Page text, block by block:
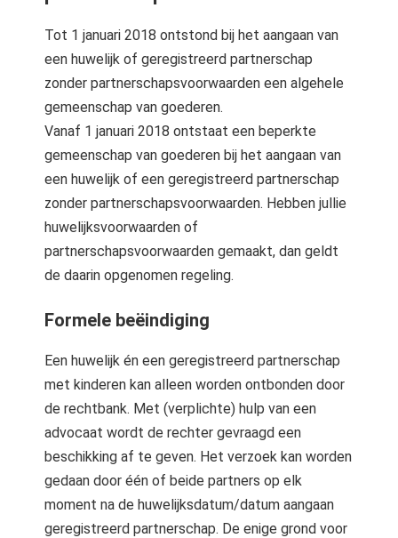
Tot 1 januari 2018 ontstond bij het aangaan van
een huwelijk of geregistreerd partnerschap
zonder partnerschapsvoorwaarden een algehele
gemeenschap van goederen.
Vanaf 1 januari 2018 ontstaat een beperkte
gemeenschap van goederen bij het aangaan van
een huwelijk of een geregistreerd partnerschap
zonder partnerschapsvoorwaarden. Hebben jullie
huwelijksvoorwaarden of
partnerschapsvoorwaarden gemaakt, dan geldt
de daarin opgenomen regeling.
Formele beëindiging
Een huwelijk én een geregistreerd partnerschap
met kinderen kan alleen worden ontbonden door
de rechtbank. Met (verplichte) hulp van een
advocaat wordt de rechter gevraagd een
beschikking af te geven. Het verzoek kan worden
gedaan door één of beide partners op elk
moment na de huwelijksdatum/datum aangaan
geregistreerd partnerschap. De enige grond voor